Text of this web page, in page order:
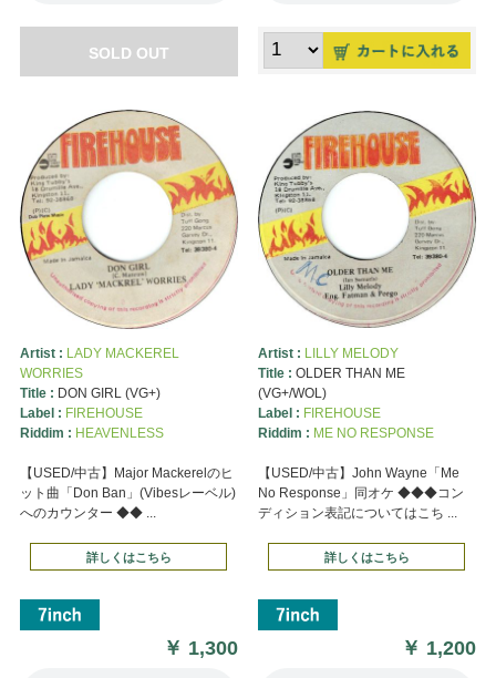
SOLD OUT
Artist : LADY MACKEREL
WORRIES
Title : DON GIRL (VG+)
Label : FIREHOUSE
Riddim : HEAVENLESS
【USED/中古】Major Mackerelのヒ
ット曲「Don Ban」(Vibesレーベル)
へのカウンター ◆◆ ...
詳しくはこちら
￥ 1,300
Artist : LILLY MELODY
Title : OLDER THAN ME
(VG+/WOL)
Label : FIREHOUSE
Riddim : ME NO RESPONSE
【USED/中古】John Wayne「Me
No Response」同オケ ◆◆◆コン
ディション表記についてはこち ...
詳しくはこちら
￥ 1,200